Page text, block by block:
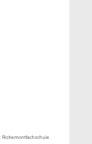
Richemontfachschule